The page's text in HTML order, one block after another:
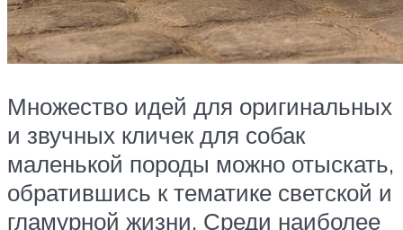
Множество идей для оригинальных
и звучных кличек для собак
маленькой породы можно отыскать,
обратившись к тематике светской и
гламурной жизни. Среди наиболее